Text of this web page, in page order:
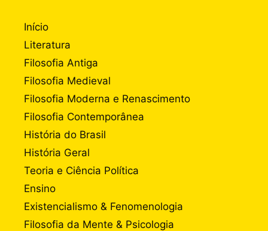
Início
Literatura
Filosofia Antiga
Filosofia Medieval
Filosofia Moderna e Renascimento
Filosofia Contemporânea
História do Brasil
História Geral
Teoria e Ciência Política
Ensino
Existencialismo & Fenomenologia
Filosofia da Mente & Psicologia